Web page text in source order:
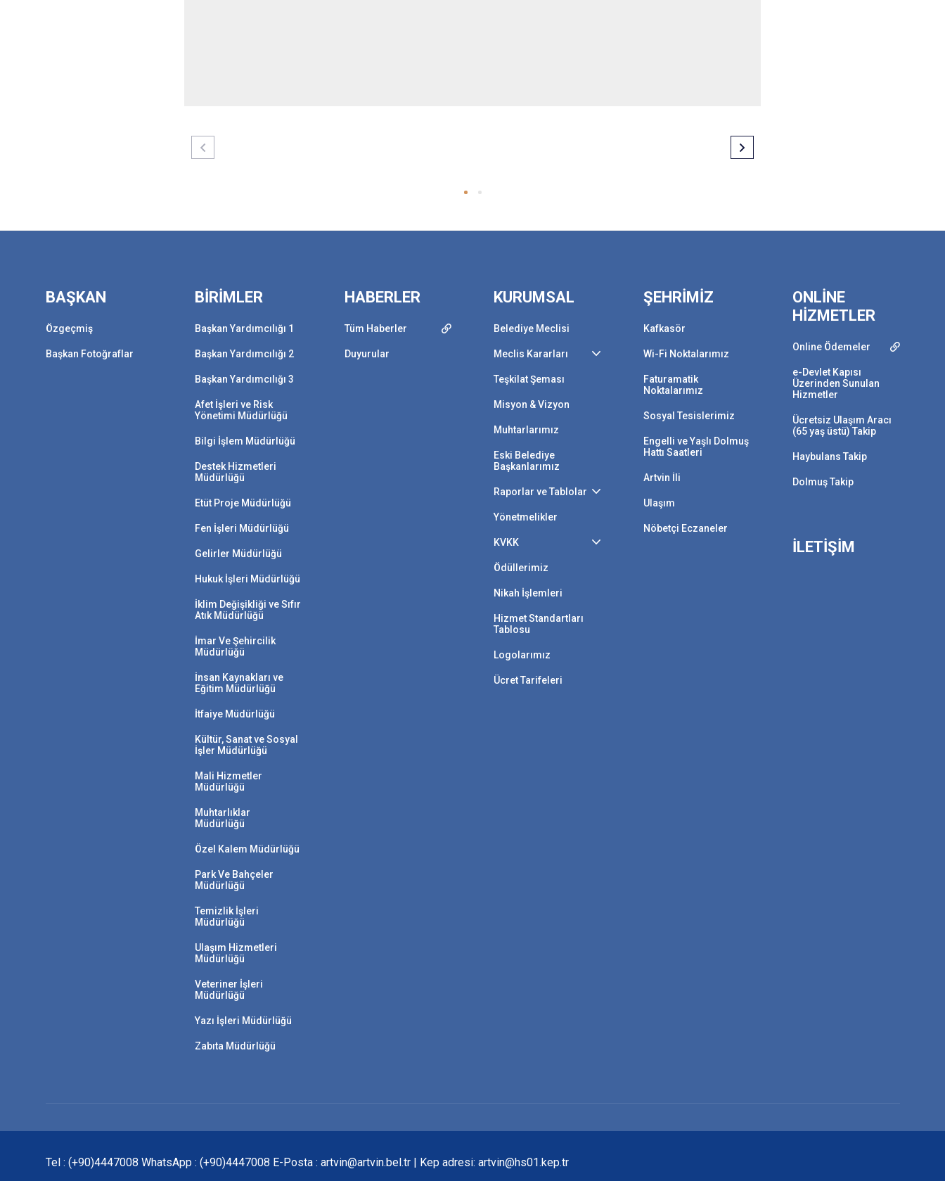
BAŞKAN
Özgeçmiş
Başkan Fotoğraflar
BİRİMLER
Başkan Yardımcılığı 1
Başkan Yardımcılığı 2
Başkan Yardımcılığı 3
Afet İşleri ve Risk
Yönetimi Müdürlüğü
Bilgi İşlem Müdürlüğü
Destek Hizmetleri
Müdürlüğü
Etüt Proje Müdürlüğü
Fen İşleri Müdürlüğü
Gelirler Müdürlüğü
Hukuk İşleri Müdürlüğü
İklim Değişikliği ve Sıfır
Atık Müdürlüğü
İmar Ve Şehircilik
Müdürlüğü
İnsan Kaynakları ve
Eğitim Müdürlüğü
İtfaiye Müdürlüğü
Kültür, Sanat ve Sosyal
İşler Müdürlüğü
Mali Hizmetler
Müdürlüğü
Muhtarlıklar
Müdürlüğü
Özel Kalem Müdürlüğü
Park Ve Bahçeler
Müdürlüğü
Temizlik İşleri
Müdürlüğü
Ulaşım Hizmetleri
Müdürlüğü
Veteriner İşleri
Müdürlüğü
Yazı İşleri Müdürlüğü
Zabıta Müdürlüğü
HABERLER
Tüm Haberler
Duyurular
KURUMSAL
Belediye Meclisi
Meclis Kararları
Teşkilat Şeması
Misyon & Vizyon
Muhtarlarımız
Eski Belediye
Başkanlarımız
Raporlar ve Tablolar
Yönetmelikler
KVKK
Ödüllerimiz
Nikah İşlemleri
Hizmet Standartları
Tablosu
Logolarımız
Ücret Tarifeleri
ŞEHRİMİZ
Kafkasör
Wi-Fi Noktalarımız
Faturamatik
Noktalarımız
Sosyal Tesislerimiz
Engelli ve Yaşlı Dolmuş
Hattı Saatleri
Artvin İli
Ulaşım
Nöbetçi Eczaneler
ONLİNE
HİZMETLER
Online Ödemeler
e-Devlet Kapısı
Üzerinden Sunulan
Hizmetler
Ücretsiz Ulaşım Aracı
(65 yaş üstü) Takip
Haybulans Takip
Dolmuş Takip
İLETİŞİM
Tel : (+90)4447008 WhatsApp : (+90)4447008 E-Posta : artvin@artvin.bel.tr | Kep adresi: artvin@hs01.kep.tr